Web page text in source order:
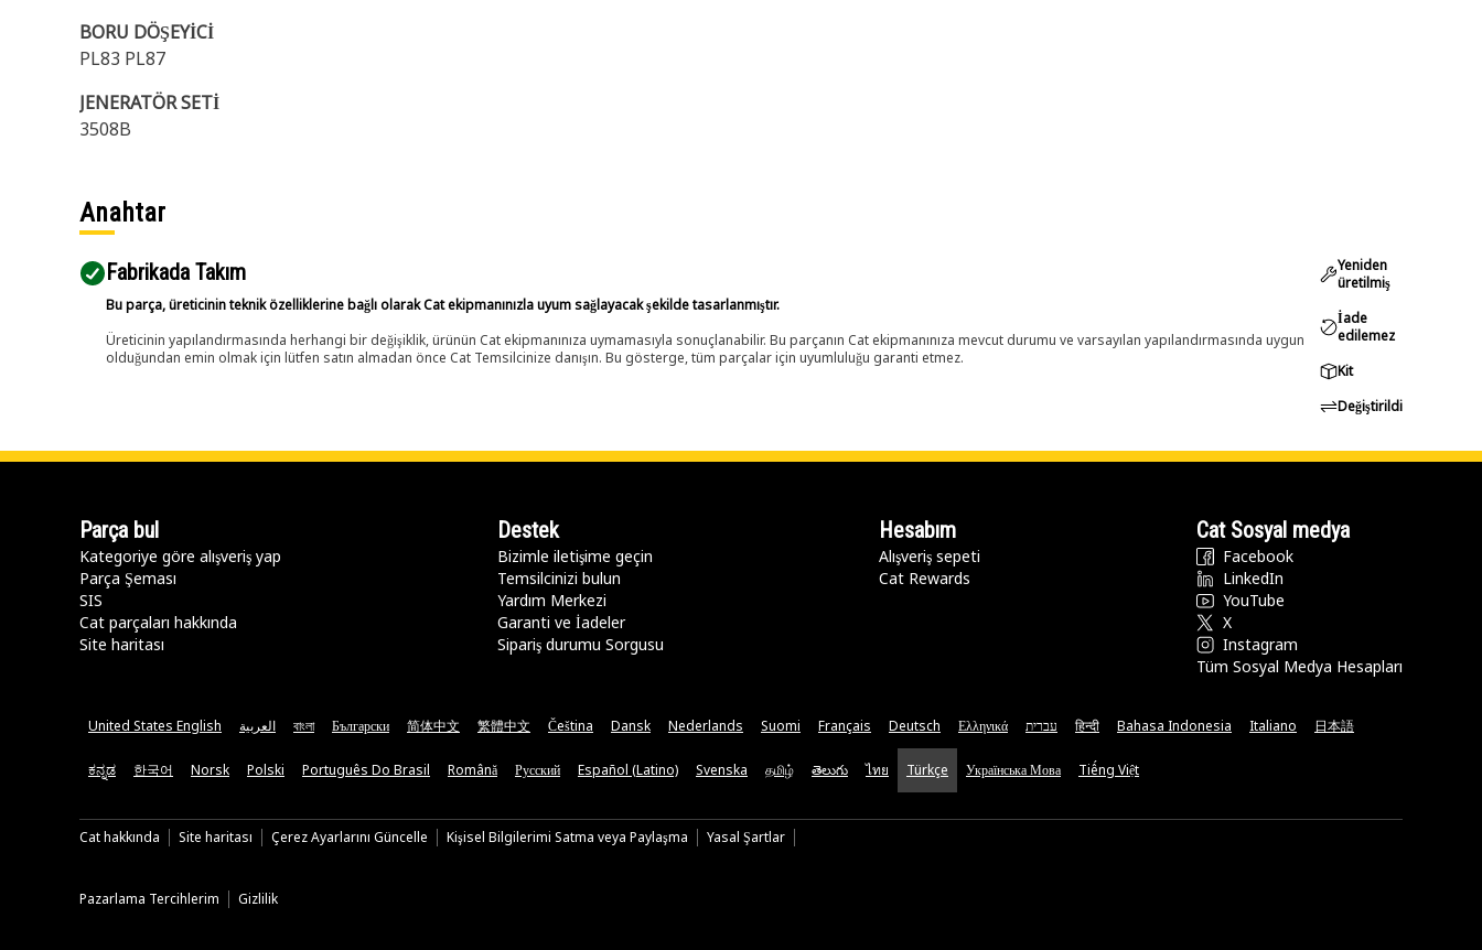
BORU DÖŞEYİCİ
PL83 PL87
JENERATÖR SETİ
3508B
Anahtar
Fabrikada Takım
Bu parça, üreticinin teknik özelliklerine bağlı olarak Cat ekipmanınızla uyum sağlayacak şekilde tasarlanmıştır.
Üreticinin yapılandırmasında herhangi bir değişiklik, ürünün Cat ekipmanınıza uymamasıyla sonuçlanabilir. Bu parçanın Cat ekipmanınıza mevcut durumu ve varsayılan yapılandırmasında uygun
olduğundan emin olmak için lütfen satın almadan önce Cat Temsilcinize danışın. Bu gösterge, tüm parçalar için uyumluluğu garanti etmez.
Yeniden
üretilmiş
İade
edilemez
Kit
Değiştirildi
Parça bul
Kategoriye göre alışveriş yap
Parça Şeması
SIS
Cat parçaları hakkında
Site haritası
Destek
Bizimle iletişime geçin
Temsilcinizi bulun
Yardım Merkezi
Garanti ve İadeler
Sipariş durumu Sorgusu
Hesabım
Alışveriş sepeti
Cat Rewards
Cat Sosyal medya
Facebook
LinkedIn
YouTube
X
Instagram
Tüm Sosyal Medya Hesapları
United States English العربية বাংলা Български 简体中文 繁體中文 Čeština Dansk Nederlands Suomi Français Deutsch Ελληνικά עברית हिन्दी Bahasa Indonesia Italiano 日本語
ಕನ್ನಡ 한국어 Norsk Polski Português Do Brasil Română Русский Español (Latino) Svenska தமிழ் తెలుగు ไทย Türkçe Українська Мова Tiếng Việt
Cat hakkında Site haritası Çerez Ayarlarını Güncelle Kişisel Bilgilerimi Satma veya Paylaşma Yasal Şartlar
Pazarlama Tercihlerim Gizlilik